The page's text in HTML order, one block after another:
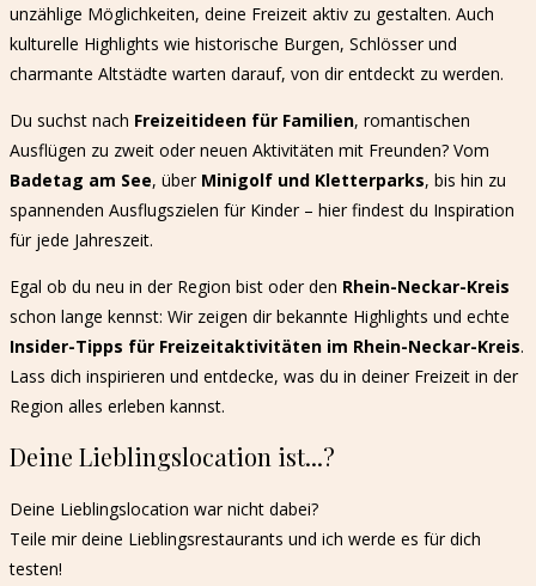
unzählige Möglichkeiten, deine Freizeit aktiv zu gestalten. Auch
kulturelle Highlights wie historische Burgen, Schlösser und
charmante Altstädte warten darauf, von dir entdeckt zu werden.
Du suchst nach Freizeitideen für Familien, romantischen
Ausflügen zu zweit oder neuen Aktivitäten mit Freunden? Vom
Badetag am See, über Minigolf und Kletterparks, bis hin zu
spannenden Ausflugszielen für Kinder – hier findest du Inspiration
für jede Jahreszeit.
Egal ob du neu in der Region bist oder den Rhein-Neckar-Kreis
schon lange kennst: Wir zeigen dir bekannte Highlights und echte
Insider-Tipps für Freizeitaktivitäten im Rhein-Neckar-Kreis.
Lass dich inspirieren und entdecke, was du in deiner Freizeit in der
Region alles erleben kannst.
Deine Lieblingslocation ist...?
Deine Lieblingslocation war nicht dabei?
Teile mir deine Lieblingsrestaurants und ich werde es für dich
testen!